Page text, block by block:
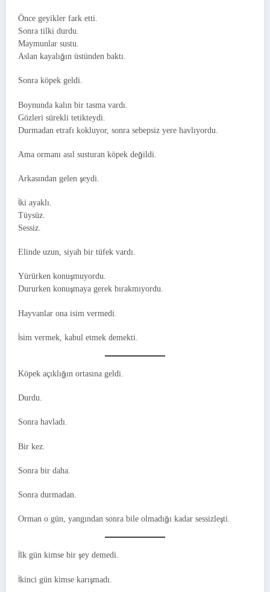
Önce geyikler fark etti.
Sonra tilki durdu.
Maymunlar sustu.
Aslan kayalığın üstünden baktı.
Sonra köpek geldi.
Boynunda kalın bir tasma vardı.
Gözleri sürekli tetikteydi.
Durmadan etrafı kokluyor, sonra sebepsiz yere havlıyordu.
Ama ormanı asıl susturan köpek değildi.
Arkasından gelen şeydi.
İki ayaklı.
Tüysüz.
Sessiz.
Elinde uzun, siyah bir tüfek vardı.
Yürürken konuşmuyordu.
Dururken konuşmaya gerek bırakmıyordu.
Hayvanlar ona isim vermedi.
İsim vermek, kabul etmek demekti.
Köpek açıklığın ortasına geldi.
Durdu.
Sonra havladı.
Bir kez.
Sonra bir daha.
Sonra durmadan.
Orman o gün, yangından sonra bile olmadığı kadar sessizleşti.
İlk gün kimse bir şey demedi.
İkinci gün kimse karışmadı.